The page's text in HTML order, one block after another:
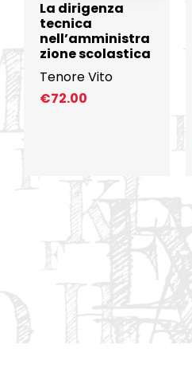
La dirigenza
tecnica
nell’amministra
zione scolastica
Tenore Vito
€72.00